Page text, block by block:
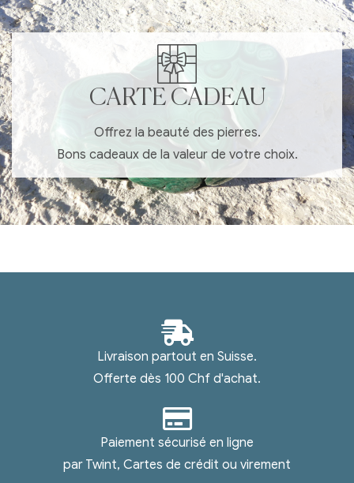
CARTE CADEAU
Offrez la beauté des pierres.
Bons cadeaux de la valeur de votre choix.
Livraison partout en Suisse.
Offerte dès 100 Chf d'achat.
Paiement sécurisé en ligne
par Twint, Cartes de crédit ou virement